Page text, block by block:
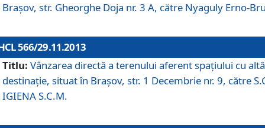
Braşov, str. Gheorghe Doja nr. 3 A, către Nyaguly Erno-
566/29.11.2013
Titlu: Vânzarea directă a terenului aferent spaţiului cu altă
destinaţie, situat în Braşov, str. 1 Decembrie nr. 9, către
IGIENA S.C.M.